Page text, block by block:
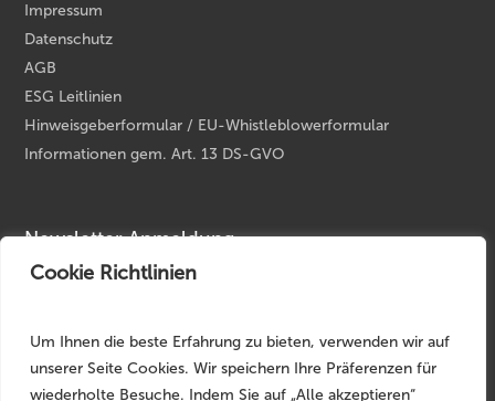
Cookie Richtlinien
Um Ihnen die beste Erfahrung zu bieten, verwenden wir auf
unserer Seite Cookies. Wir speichern Ihre Präferenzen für
wiederholte Besuche. Indem Sie auf „Alle akzeptieren“
Impressum
Datenschutz
AGB
ESG Leitlinien
Hinweisgeberformular / EU-Whistleblowerformular
Informationen gem. Art. 13 DS-GVO
Newsletter Anmeldung